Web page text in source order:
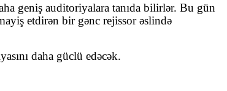
geniş auditoriyalara tanıda bilirlər. Bu gün
etdirən bir gənc rejissor əslində
daha güclü edəcək.